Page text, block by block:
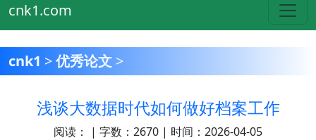
cnk1.com
cnk1 >优秀论文 >
浅谈大数据时代如何做好档案工作
阅读： | 字数：2670 | 时间：2026-04-05